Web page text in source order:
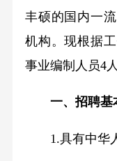
丰硕的国内一
机构。现根据
事业编制人员4
一、招聘基
1.具有中华